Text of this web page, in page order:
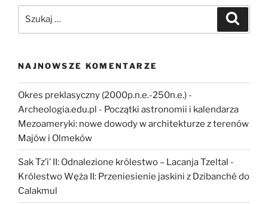
Choczewo”
NAJNOWSZE KOMENTARZE
Okres preklasyczny (2000p.n.e.-250n.e.) -
Archeologia.edu.pl - Początki astronomii i kalendarza
Mezoameryki: nowe dowody w architekturze z terenów
Majów i Olmeków
Sak Tz’i’ II: Odnalezione królestwo – Lacanja Tzeltal -
Królestwo Węża II: Przeniesienie jaskini z Dzibanché do
Calakmul